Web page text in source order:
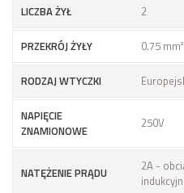
LICZBA ŻYŁ 2
PRZEKRÓJ ŻYŁY 0.75 mm²
RODZAJ WTYCZKI
NAPIĘCIE
ZNAMIONOWE
250V
NATĘŻENIE PRĄDU
2A -